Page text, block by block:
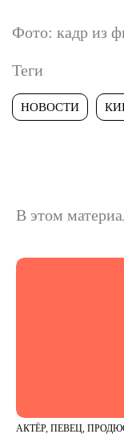
Фото: кадр из
Теги
НОВОСТИ
В этом
АКТЁР, ПЕВЕЦ,